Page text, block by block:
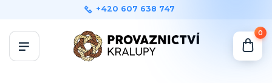
+420 607 638 747
0